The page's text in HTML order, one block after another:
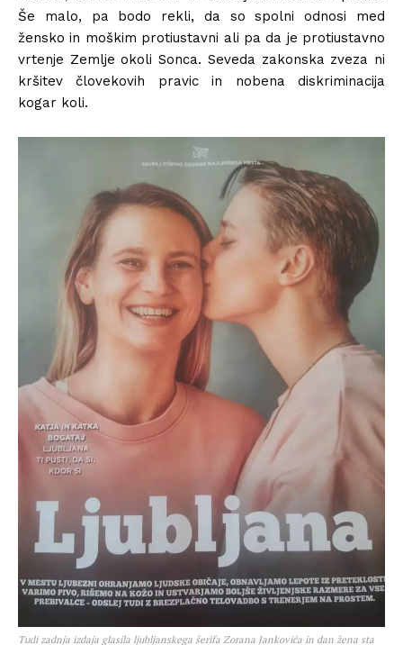
Še malo, pa bodo rekli, da so spolni odnosi med
žensko in moškim protiustavni ali pa da je protiustavno
vrtenje Zemlje okoli Sonca. Seveda zakonska zveza ni
kršitev človekovih pravic in nobena diskriminacija
kogar koli.
Tudi zadnja izdaja glasila ljubljanskega šerifa Zorana Jankovića in dan žena sta